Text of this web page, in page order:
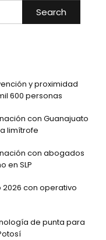
Search
y proximidad
600 personas
con Guanajuato
limítrofe
con abogados
en SLP
2026 con operativo
de punta para